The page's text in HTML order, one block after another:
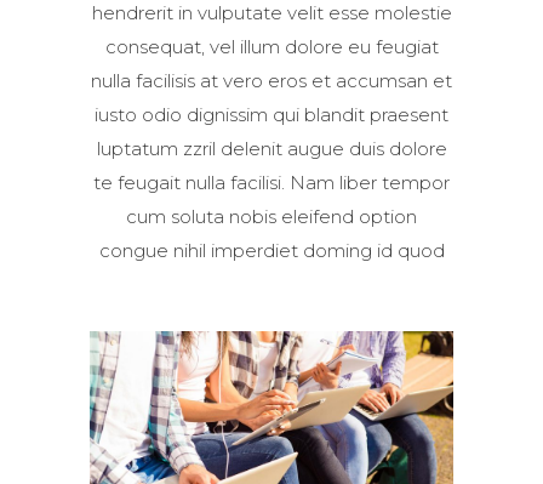
hendrerit in vulputate velit esse molestie
consequat, vel illum dolore eu feugiat
nulla facilisis at vero eros et accumsan et
iusto odio dignissim qui blandit praesent
luptatum zzril delenit augue duis dolore
te feugait nulla facilisi. Nam liber tempor
cum soluta nobis eleifend option
congue nihil imperdiet doming id quod